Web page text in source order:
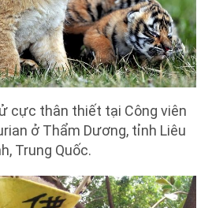
cực thân thiết tại Công viên
ở Thẩm Dương, tỉnh Liêu
Trung Quốc.